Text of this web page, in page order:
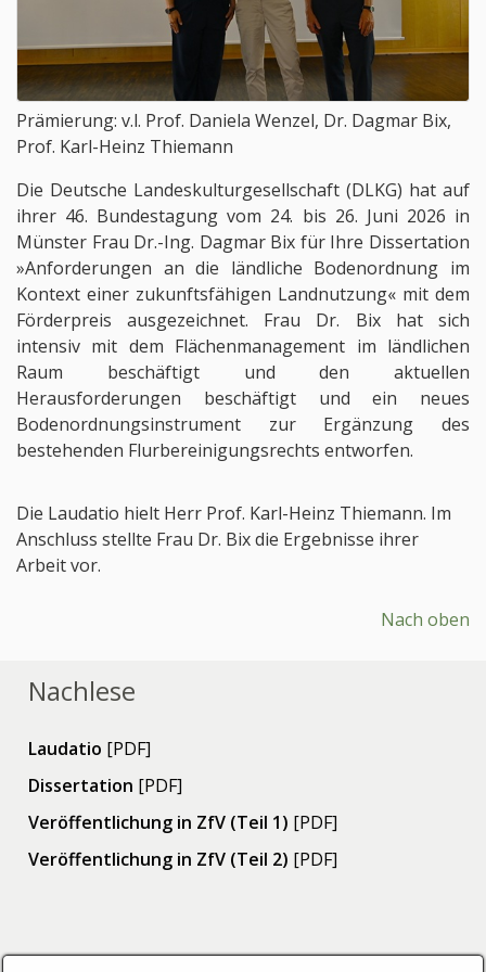
Prämierung: v.l. Prof. Daniela Wenzel, Dr. Dagmar Bix,
Prof. Karl-Heinz Thiemann
Die Deutsche Landeskulturgesellschaft (DLKG) hat auf
ihrer 46. Bundestagung vom 24. bis 26. Juni 2026 in
Münster Frau Dr.-Ing. Dagmar Bix für Ihre Dissertation
»Anforderungen an die ländliche Bodenordnung im
Kontext einer zukunftsfähigen Landnutzung« mit dem
Förderpreis ausgezeichnet. Frau Dr. Bix hat sich
intensiv mit dem Flächenmanagement im ländlichen
Raum beschäftigt und den aktuellen
Herausforderungen beschäftigt und ein neues
Bodenordnungsinstrument zur Ergänzung des
bestehenden Flurbereinigungsrechts entworfen.
Die Laudatio hielt Herr Prof. Karl-Heinz Thiemann. Im
Anschluss stellte Frau Dr. Bix die Ergebnisse ihrer
Arbeit vor.
Nach oben
Nachlese
Laudatio [PDF]
Dissertation [PDF]
Veröffentlichung in ZfV (Teil 1) [PDF]
Veröffentlichung in ZfV (Teil 2) [PDF]